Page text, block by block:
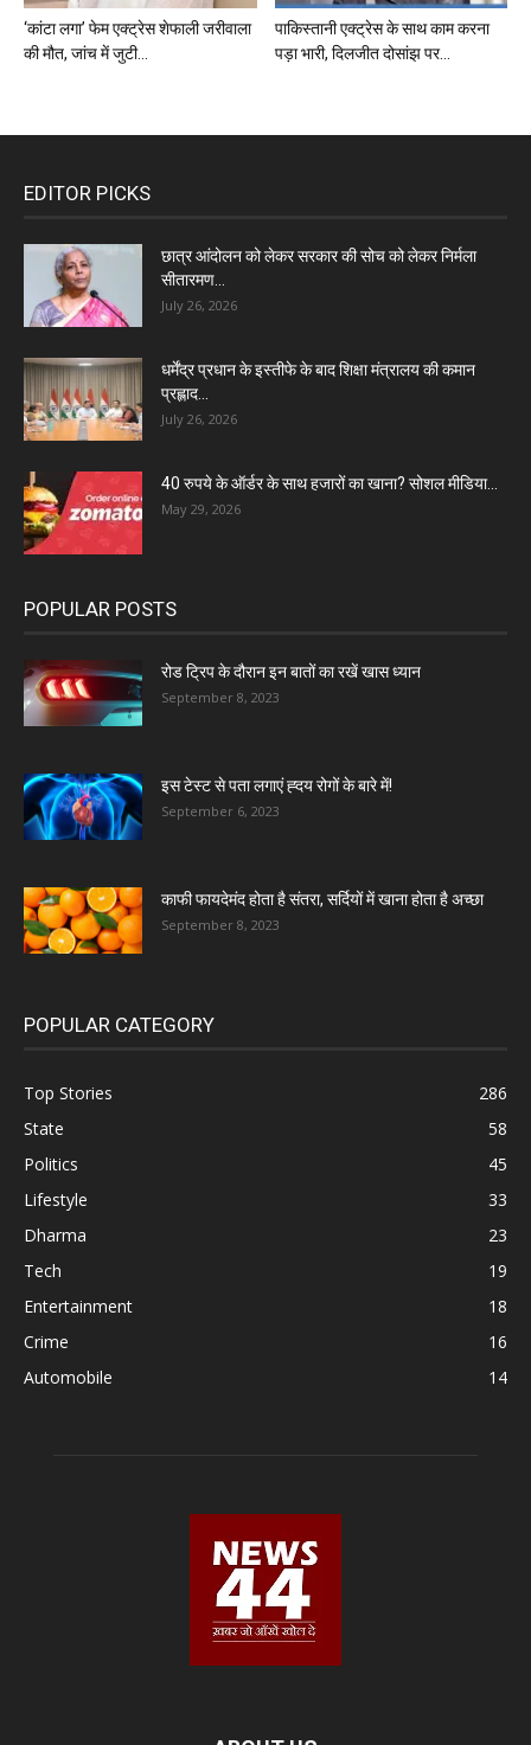
‘कांटा लगा’ फेम एक्ट्रेस शेफाली जरीवाला
की मौत, जांच में जुटी...
पाकिस्तानी एक्ट्रेस के साथ काम करना
पड़ा भारी, दिलजीत दोसांझ पर...
EDITOR PICKS
छात्र आंदोलन को लेकर सरकार की सोच को लेकर निर्मला
सीतारमण...
July 26, 2026
धर्मेंद्र प्रधान के इस्तीफे के बाद शिक्षा मंत्रालय की कमान
प्रह्लाद...
July 26, 2026
40 रुपये के ऑर्डर के साथ हजारों का खाना? सोशल मीडिया...
May 29, 2026
POPULAR POSTS
रोड ट्रिप के दौरान इन बातों का रखें खास ध्यान
September 8, 2023
इस टेस्ट से पता लगाएं ह्दय रोगों के बारे में!
September 6, 2023
काफी फायदेमंद होता है संतरा, सर्दियों में खाना होता है अच्छा
September 8, 2023
POPULAR CATEGORY
Top Stories
286
State
58
Politics
45
Lifestyle
33
Dharma
23
Tech
19
Entertainment
18
Crime
16
Automobile
14